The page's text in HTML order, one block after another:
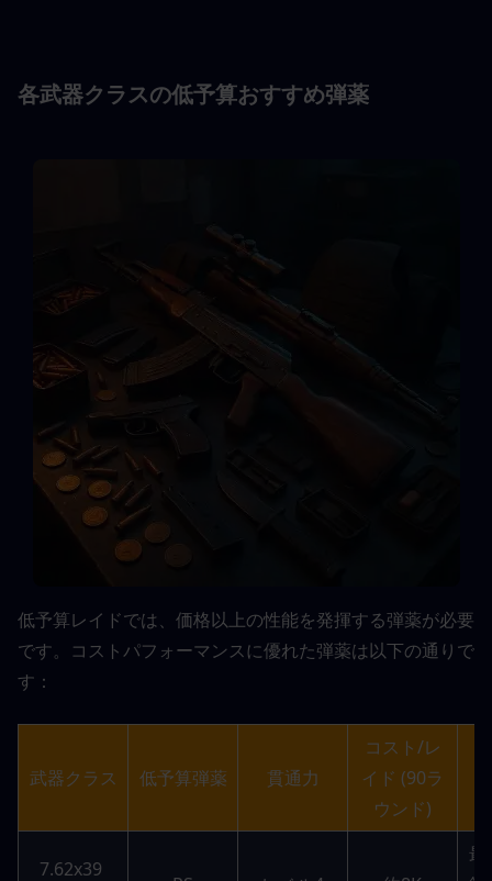
各武器クラスの低予算おすすめ弾薬
低予算レイドでは、価格以上の性能を発揮する弾薬が必要
です。コストパフォーマンスに優れた弾薬は以下の通りで
す：
武器クラス 低予算弾薬 貫通力
コスト/レ
イド (90ラ
ウンド)
7.62x39
最